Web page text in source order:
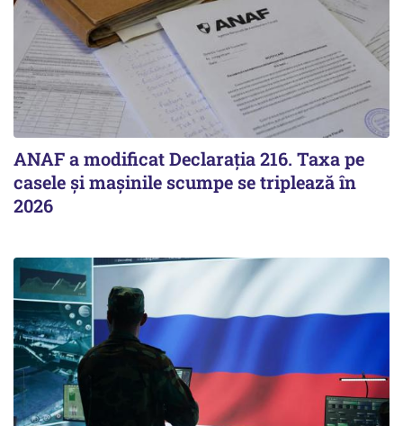
ANAF a modificat Declarația 216. Taxa pe
casele și mașinile scumpe se triplează în
2026